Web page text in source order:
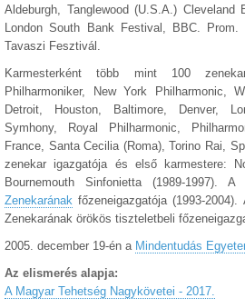
Aldeburgh, Tanglewood (U.S.A.) Cleveland
London South Bank Festival, BBC. Prom.
Tavaszi Fesztivál.
Karmesterként több mint 100
Philharmoniker, New York Philharmonic,
Detroit, Houston, Baltimore, Denver,
Symhony, Royal Philharmonic,
France, Santa Cecilia (Roma), Torino Rai,
zenekar igazgatója és első karmestere:
Bournemouth Sinfonietta (1989-1997). A
Zenekarának főzeneigazgatója (1993-
Zenekarának örökös tiszteletbeli
2005. december 19-én a Mindentudás
Az elismerés alapja:
A Magyar Tehetség Nagykövetei - 2017.